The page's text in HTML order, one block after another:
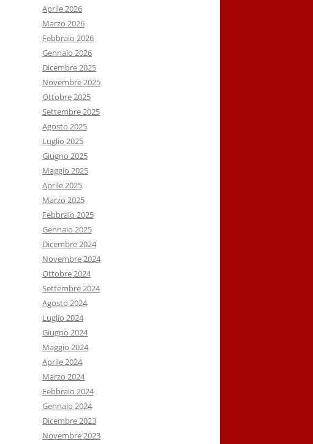
Aprile 2026
Marzo 2026
Febbraio 2026
Gennaio 2026
Dicembre 2025
Novembre 2025
Ottobre 2025
Settembre 2025
Agosto 2025
Luglio 2025
Giugno 2025
Maggio 2025
Aprile 2025
Marzo 2025
Febbraio 2025
Gennaio 2025
Dicembre 2024
Novembre 2024
Ottobre 2024
Settembre 2024
Agosto 2024
Luglio 2024
Giugno 2024
Maggio 2024
Aprile 2024
Marzo 2024
Febbraio 2024
Gennaio 2024
Dicembre 2023
Novembre 2023